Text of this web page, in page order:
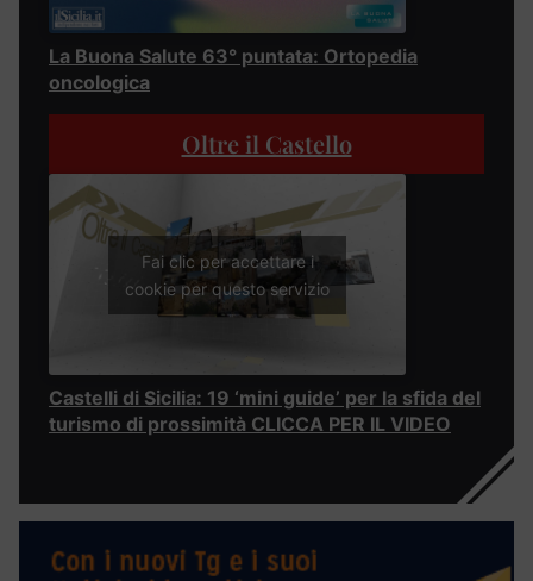
La Buona Salute 63° puntata: Ortopedia
oncologica
Oltre il Castello
Fai clic per accettare i
cookie per questo servizio
Castelli di Sicilia: 19 ‘mini guide’ per la sfida del
turismo di prossimità CLICCA PER IL VIDEO